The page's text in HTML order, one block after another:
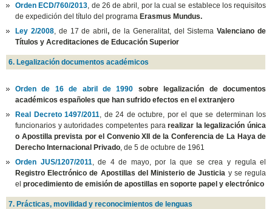
Orden ECD/760/2013, de 26 de abril, por la cual se establece los requisitos
de expedición del título del programaErasmus Mundus.
Ley 2/2008, de 17 de abril, de la Generalitat, del SistemaValenciano de
Títulos y Acreditaciones de Educación Superior
6. Legalización documentos académicos
Orden de 16 de abril de 1990 sobre legalización de documentos
académicos españoles que han sufrido efectos en el extranjero
Real Decreto 1497/2011, de 24 de octubre, por el que se determinan los
funcionarios y autoridades competentes pararealizar la legalización única
o Apostilla prevista por el Convenio XII de la Conferencia de La Haya de
Derecho Internacional Privado, de 5 de octubre de 1961
Orden JUS/1207/2011, de 4 de mayo, por la que se crea y regula el
Registro Electrónico de Apostillas del Ministerio de Justicia y se regula
elprocedimiento de emisión de apostillas en soporte papel y electrónico
7. Prácticas, movilidad y reconocimientos de lenguas